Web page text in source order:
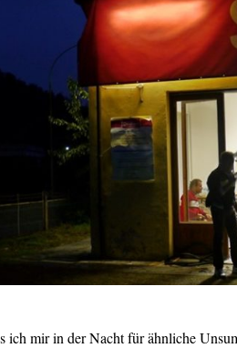
ich mir in der Nacht für ähnliche